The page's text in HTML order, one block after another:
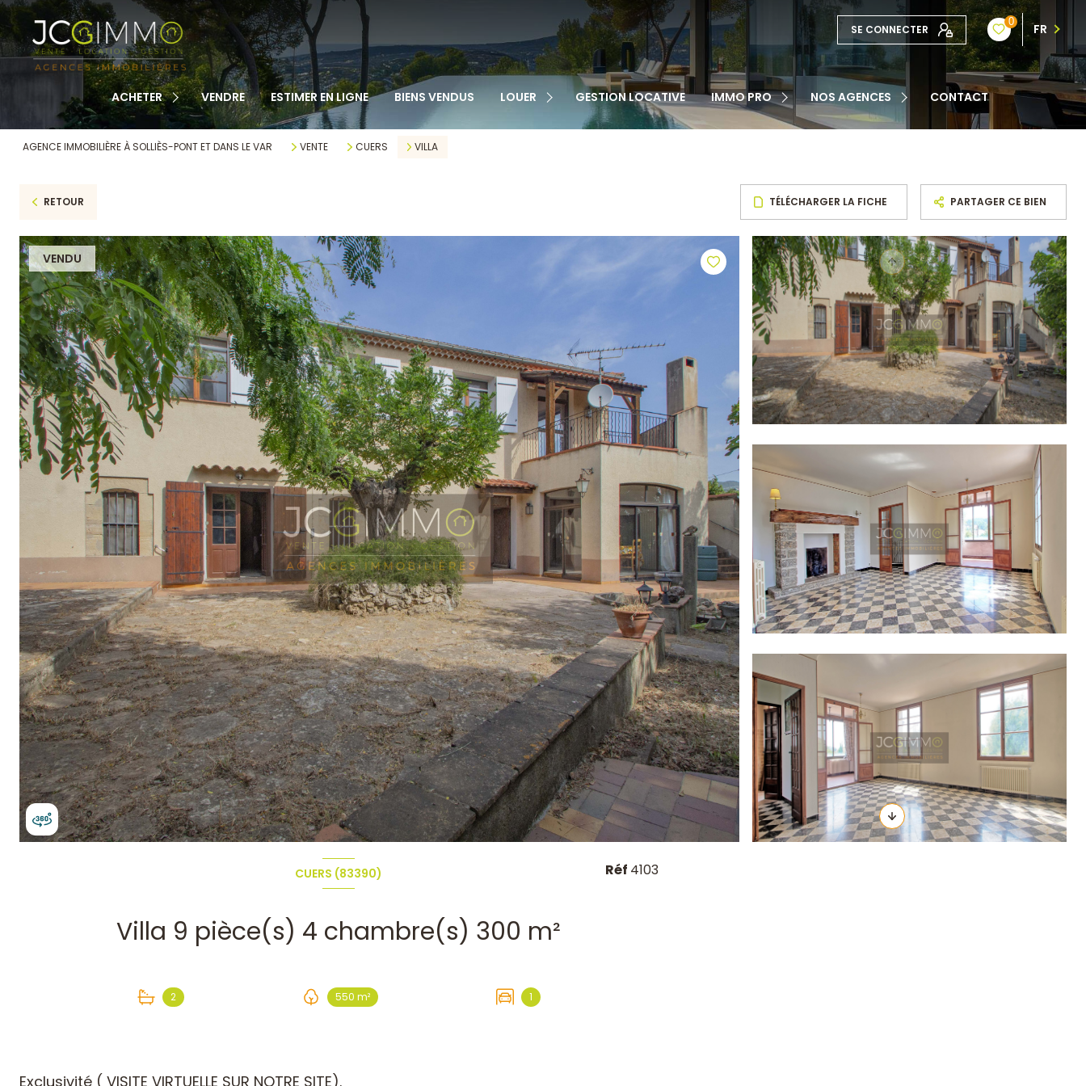
SE CONNECTER
0 FR
ACHETER
TOUS NOS BIENS
APPARTEMENTS
MAISONS
TERRAINS
CABANONS
VENDRE ESTIMER EN LIGNE BIENS VENDUS LOUER
APPARTEMENTS
MAISONS
GESTION LOCATIVE IMMO PRO
VENTE
LOCATION
NOS AGENCES
NOTRE ÉQUIPE
CONTACT
AGENCE IMMOBILIÈRE À SOLLIÈS-PONT ET DANS LE VAR VENTE CUERS VILLA
RETOUR TÉLÉCHARGER LA FICHE PARTAGER CE BIEN
VENDU
CUERS (83390)
Villa 9 pièce(s) 4 chambre(s) 300 m²
2 550 m² 1
Réf 4103
Exclusivité ( VISITE VIRTUELLE SUR NOTRE SITE).